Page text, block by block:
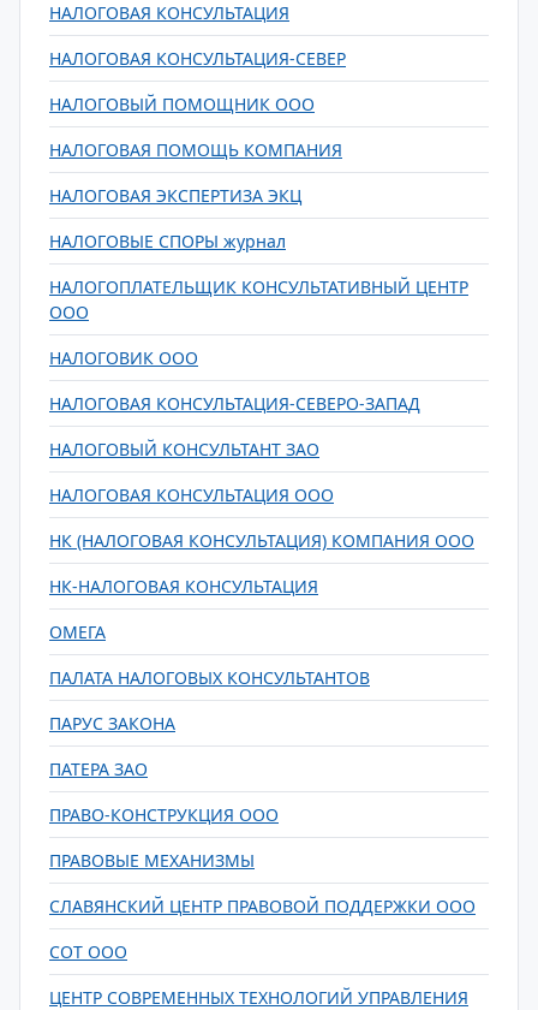
НАЛОГОВАЯ КОНСУЛЬТАЦИЯ
НАЛОГОВАЯ КОНСУЛЬТАЦИЯ-СЕВЕР
НАЛОГОВЫЙ ПОМОЩНИК ООО
НАЛОГОВАЯ ПОМОЩЬ КОМПАНИЯ
НАЛОГОВАЯ ЭКСПЕРТИЗА ЭКЦ
НАЛОГОВЫЕ СПОРЫ журнал
НАЛОГОПЛАТЕЛЬЩИК КОНСУЛЬТАТИВНЫЙ ЦЕНТР
ООО
НАЛОГОВИК ООО
НАЛОГОВАЯ КОНСУЛЬТАЦИЯ-СЕВЕРО-ЗАПАД
НАЛОГОВЫЙ КОНСУЛЬТАНТ ЗАО
НАЛОГОВАЯ КОНСУЛЬТАЦИЯ ООО
НК (НАЛОГОВАЯ КОНСУЛЬТАЦИЯ) КОМПАНИЯ ООО
НК-НАЛОГОВАЯ КОНСУЛЬТАЦИЯ
ОМЕГА
ПАЛАТА НАЛОГОВЫХ КОНСУЛЬТАНТОВ
ПАРУС ЗАКОНА
ПАТЕРА ЗАО
ПРАВО-КОНСТРУКЦИЯ ООО
ПРАВОВЫЕ МЕХАНИЗМЫ
СЛАВЯНСКИЙ ЦЕНТР ПРАВОВОЙ ПОДДЕРЖКИ ООО
СОТ ООО
ЦЕНТР СОВРЕМЕННЫХ ТЕХНОЛОГИЙ УПРАВЛЕНИЯ